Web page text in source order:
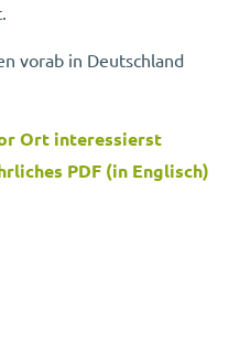
vorab in Deutschland
Ort interessierst
PDF (in Englisch)